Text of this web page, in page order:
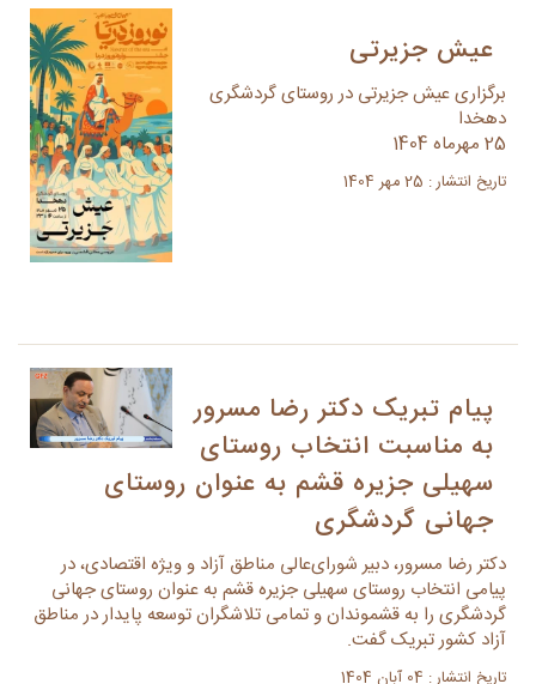
عیش جزیرتی
برگزاری عیش جزیرتی در روستای گردشگری
دهخدا
25 مهرماه 1404
تاریخ انتشار : 25 مهر 1404
پیام تبریک دکتر رضا مسرور
به مناسبت انتخاب روستای
سهیلی جزیره قشم به عنوان روستای
جهانی گردشگری
دکتر رضا مسرور، دبیر شورای‌عالی مناطق آزاد و ویژه اقتصادی، در
پیامی انتخاب روستای سهیلی جزیره قشم به عنوان روستای جهانی
گردشگری را به قشموندان و تمامی تلاشگران توسعه پایدار در مناطق
آزاد کشور تبریک گفت.
تاریخ انتشار : 04 آبان 1404